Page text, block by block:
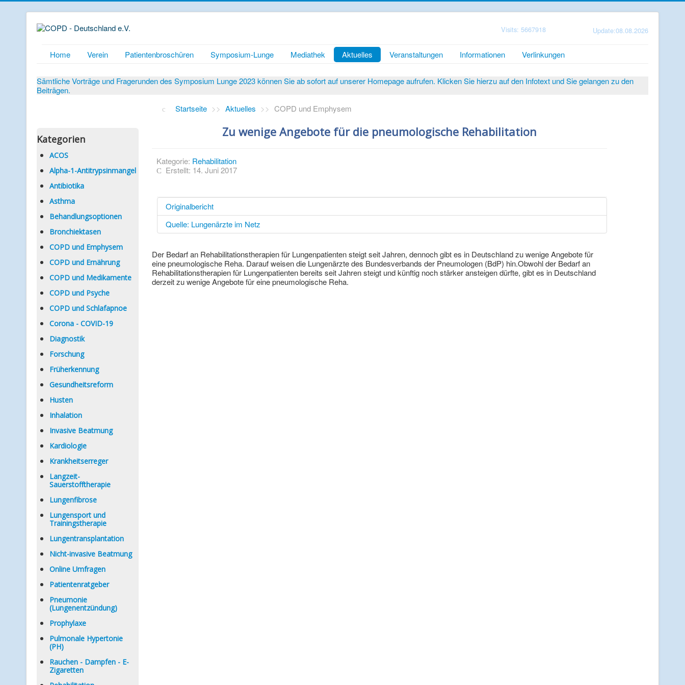
Visits: 5667918 Update:08.08.2026
Home Verein Patientenbroschüren Symposium-Lunge Mediathek Aktuelles Veranstaltungen Informationen Verlinkungen
Sämtliche Vorträge und Fragerunden des Symposium Lunge 2023 können Sie ab sofort auf unserer Homepage aufrufen. Klicken Sie hierzu auf den Infotext und Sie gelangen zu den
Beiträgen.
Kategorien
ACOS
Alpha-1-Antitrypsinmangel
Antibiotika
Asthma
Behandlungsoptionen
Bronchiektasen
COPD und Emphysem
COPD und Ernährung
COPD und Medikamente
COPD und Psyche
COPD und Schlafapnoe
Corona - COVID-19
Diagnostik
Forschung
Früherkennung
Gesundheitsreform
Husten
Inhalation
Invasive Beatmung
Kardiologie
Krankheitserreger
Langzeit-
Sauerstofftherapie
Lungenfibrose
Lungensport und
Trainingstherapie
Lungentransplantation
Nicht-invasive Beatmung
Online Umfragen
Patientenratgeber
Pneumonie
(Lungenentzündung)
Prophylaxe
Pulmonale Hypertonie
(PH)
Rauchen - Dampfen - E-
Zigaretten
Startseite >> Aktuelles >> COPD und Emphysem
Zu wenige Angebote für die pneumologische Rehabilitation
Kategorie: Rehabilitation
Erstellt: 14. Juni 2017
Originalbericht
Quelle: Lungenärzte im Netz
Der Bedarf an Rehabilitationstherapien für Lungenpatienten steigt seit Jahren, dennoch gibt es in Deutschland zu wenige Angebote für
eine pneumologische Reha. Darauf weisen die Lungenärzte des Bundesverbands der Pneumologen (BdP) hin.Obwohl der Bedarf an
Rehabilitationstherapien für Lungenpatienten bereits seit Jahren steigt und künftig noch stärker ansteigen dürfte, gibt es in Deutschland
derzeit zu wenige Angebote für eine pneumologische Reha.